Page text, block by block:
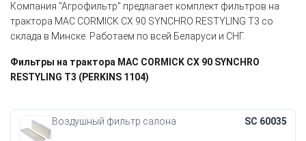
Компания "Агрофильтр" предлагает комплект фильтров на
трактора MAC CORMICK CX 90 SYNCHRO RESTYLING T3 со
склада в Минске. Работаем по всей Беларуси и СНГ.
Фильтры на трактора MAC CORMICK CX 90 SYNCHRO
RESTYLING T3 (PERKINS 1104)
Воздушный фильтр салона SC 60035